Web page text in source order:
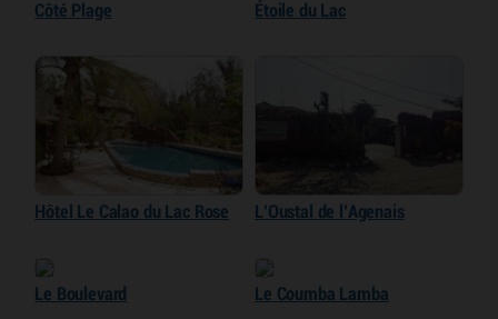
Côté Plage Étoile du Lac
Hôtel Le Calao du Lac Rose L’Oustal de l’Agenais
Le Boulevard Le Coumba Lamba